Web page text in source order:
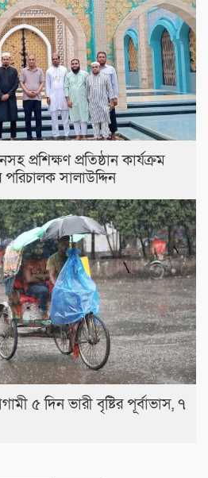
প্রশিক্ষণ প্রতিষ্ঠান কার্যক্রম
সালাউদ্দিন
৫ দিন ভারী বৃষ্টির পূর্বাভাস, ৭